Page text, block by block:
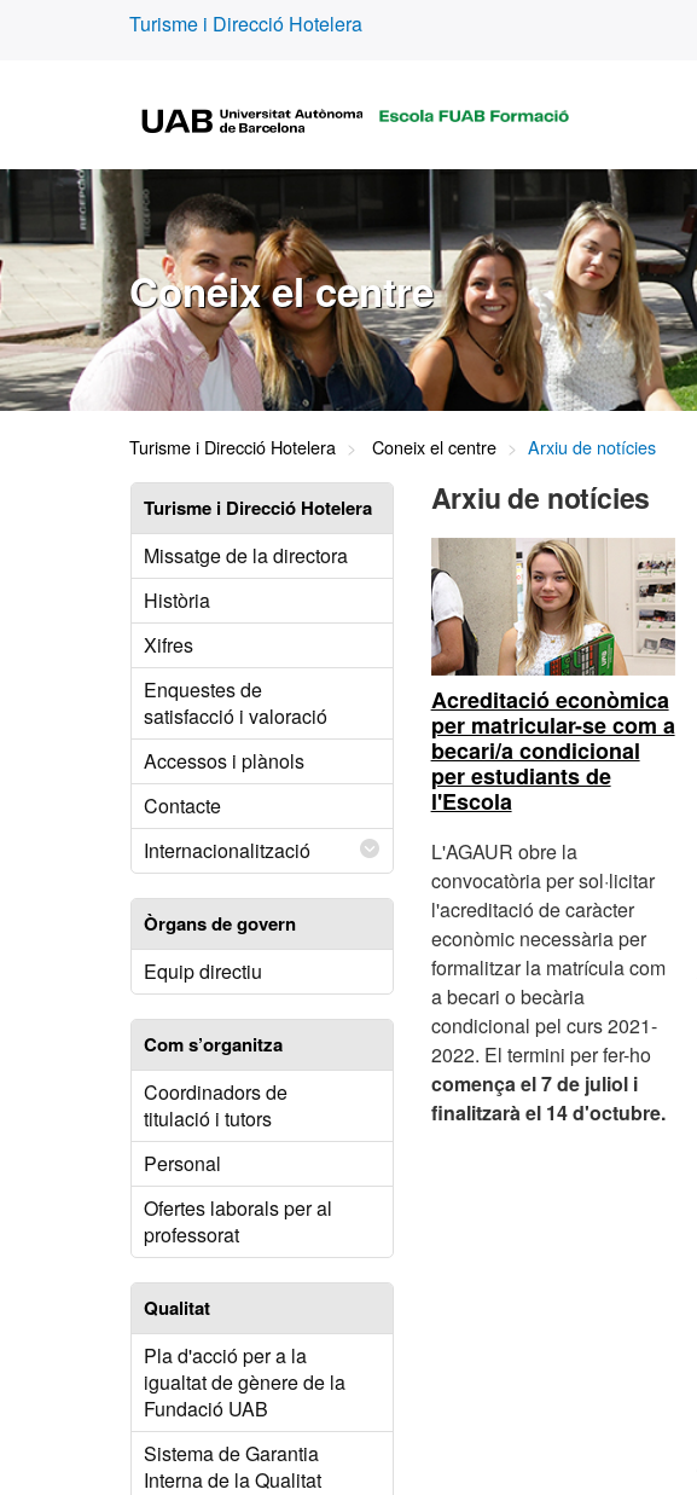
Turisme i Direcció Hotelera
B
Coneix el centre
Turisme i Direcció Hotelera Coneix el centre Arxiu de notícies
Turisme i Direcció Hotelera
Missatge de la directora
Història
Xifres
Enquestes de
satisfacció i valoració
Accessos i plànols
Contacte
Internacionalització
Òrgans de govern
Equip directiu
Com s’organitza
Coordinadors de
titulació i tutors
Personal
Ofertes laborals per al
professorat
Qualitat
Pla d'acció per a la
igualtat de gènere de la
Fundació UAB
Sistema de Garantia
Interna de la Qualitat
Arxiu de notícies
Acreditació econòmica
per matricular-se com a
becari/a condicional
per estudiants de
l'Escola
L'AGAUR obre la
convocatòria per sol·licitar
l'acreditació de caràcter
econòmic necessària per
formalitzar la matrícula com
a becari o becària
condicional pel curs 2021-
2022. El termini per fer-ho
comença el 7 de juliol i
finalitzarà el 14 d'octubre.